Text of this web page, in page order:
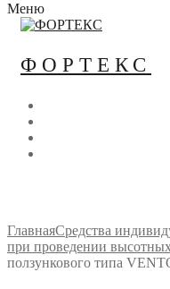
Меню
ФОРТЕКС
ГлавнаяСредства
при проведении
ползункового типа